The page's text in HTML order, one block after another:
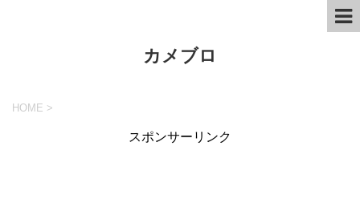
カメブロ
HOME >
スポンサーリンク